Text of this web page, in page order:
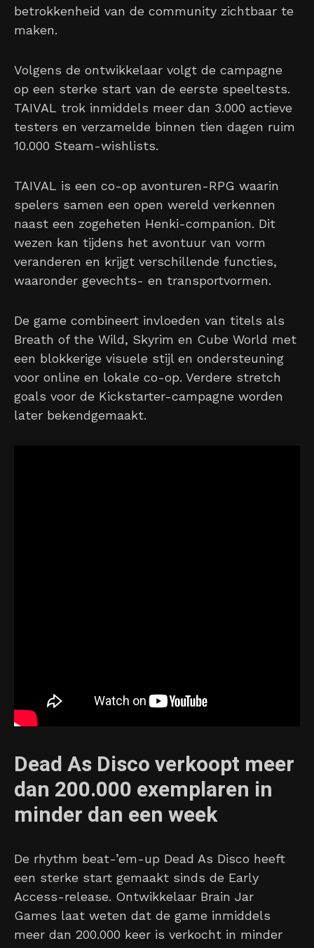
betrokkenheid van de community zichtbaar te
maken.
Volgens de ontwikkelaar volgt de campagne
op een sterke start van de eerste speeltests.
TAIVAL trok inmiddels meer dan 3.000 actieve
testers en verzamelde binnen tien dagen ruim
10.000 Steam-wishlists.
TAIVAL is een co-op avonturen-RPG waarin
spelers samen een open wereld verkennen
naast een zogeheten Henki-companion. Dit
wezen kan tijdens het avontuur van vorm
veranderen en krijgt verschillende functies,
waaronder gevechts- en transportvormen.
De game combineert invloeden van titels als
Breath of the Wild, Skyrim en Cube World met
een blokkerige visuele stijl en ondersteuning
voor online en lokale co-op. Verdere stretch
goals voor de Kickstarter-campagne worden
later bekendgemaakt.
Dead As Disco verkoopt meer
dan 200.000 exemplaren in
minder dan een week
De rhythm beat-’em-up Dead As Disco heeft
een sterke start gemaakt sinds de Early
Access-release. Ontwikkelaar Brain Jar
Games laat weten dat de game inmiddels
meer dan 200.000 keer is verkocht in minder